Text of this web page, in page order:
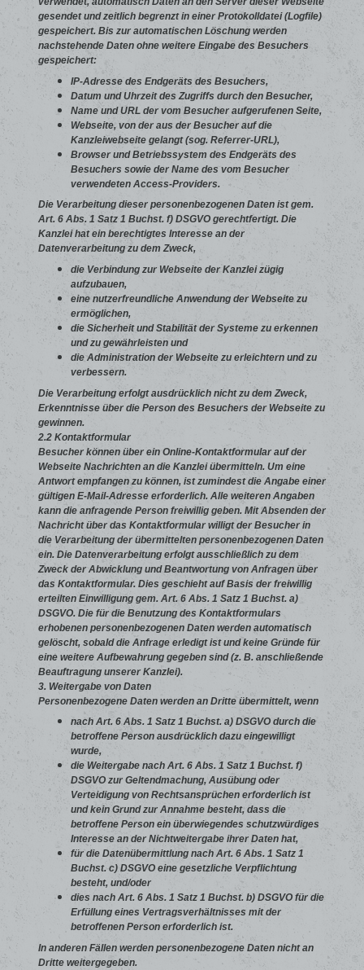
gesendet und zeitlich begrenzt in einer Protokolldatei (Logfile)
gespeichert. Bis zur automatischen Löschung werden
nachstehende Daten ohne weitere Eingabe des Besuchers
gespeichert:
IP-Adresse des Endgeräts des Besuchers,
Datum und Uhrzeit des Zugriffs durch den Besucher,
Name und URL der vom Besucher aufgerufenen Seite,
Webseite, von der aus der Besucher auf die
Kanzleiwebseite gelangt (sog. Referrer-URL),
Browser und Betriebssystem des Endgeräts des
Besuchers sowie der Name des vom Besucher
verwendeten Access-Providers.
Die Verarbeitung dieser personenbezogenen Daten ist gem.
Art. 6 Abs. 1 Satz 1 Buchst. f) DSGVO gerechtfertigt. Die
Kanzlei hat ein berechtigtes Interesse an der
Datenverarbeitung zu dem Zweck,
die Verbindung zur Webseite der Kanzlei zügig
aufzubauen,
eine nutzerfreundliche Anwendung der Webseite zu
ermöglichen,
die Sicherheit und Stabilität der Systeme zu erkennen
und zu gewährleisten und
die Administration der Webseite zu erleichtern und zu
verbessern.
Die Verarbeitung erfolgt ausdrücklich nicht zu dem Zweck,
Erkenntnisse über die Person des Besuchers der Webseite zu
gewinnen.
2.2 Kontaktformular
Besucher können über ein Online-Kontaktformular auf der
Webseite Nachrichten an die Kanzlei übermitteln. Um eine
Antwort empfangen zu können, ist zumindest die Angabe einer
gültigen E-Mail-Adresse erforderlich. Alle weiteren Angaben
kann die anfragende Person freiwillig geben. Mit Absenden der
Nachricht über das Kontaktformular willigt der Besucher in
die Verarbeitung der übermittelten personenbezogenen Daten
ein. Die Datenverarbeitung erfolgt ausschließlich zu dem
Zweck der Abwicklung und Beantwortung von Anfragen über
das Kontaktformular. Dies geschieht auf Basis der freiwillig
erteilten Einwilligung gem. Art. 6 Abs. 1 Satz 1 Buchst. a)
DSGVO. Die für die Benutzung des Kontaktformulars
erhobenen personenbezogenen Daten werden automatisch
gelöscht, sobald die Anfrage erledigt ist und keine Gründe für
eine weitere Aufbewahrung gegeben sind (z. B. anschließende
Beauftragung unserer Kanzlei).
3. Weitergabe von Daten
Personenbezogene Daten werden an Dritte übermittelt, wenn
nach Art. 6 Abs. 1 Satz 1 Buchst. a) DSGVO durch die
betroffene Person ausdrücklich dazu eingewilligt
wurde,
die Weitergabe nach Art. 6 Abs. 1 Satz 1 Buchst. f)
DSGVO zur Geltendmachung, Ausübung oder
Verteidigung von Rechtsansprüchen erforderlich ist
und kein Grund zur Annahme besteht, dass die
betroffene Person ein überwiegendes schutzwürdiges
Interesse an der Nichtweitergabe ihrer Daten hat,
für die Datenübermittlung nach Art. 6 Abs. 1 Satz 1
Buchst. c) DSGVO eine gesetzliche Verpflichtung
besteht, und/oder
dies nach Art. 6 Abs. 1 Satz 1 Buchst. b) DSGVO für die
Erfüllung eines Vertragsverhältnisses mit der
betroffenen Person erforderlich ist.
In anderen Fällen werden personenbezogene Daten nicht an
Dritte weitergegeben.